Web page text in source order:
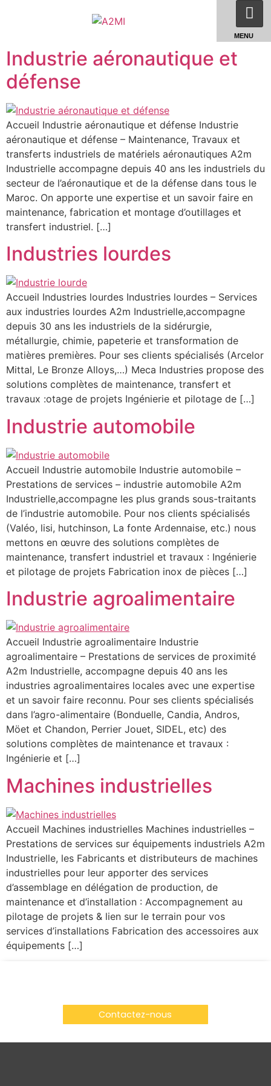
MENU
Industrie aéronautique et
défense
Accueil Industrie aéronautique et défense Industrie
aéronautique et défense – Maintenance, Travaux et
transferts industriels de matériels aéronautiques A2m
Industrielle accompagne depuis 40 ans les industriels du
secteur de l’aéronautique et de la défense dans tous le
Maroc. On apporte une expertise et un savoir faire en
maintenance, fabrication et montage d’outillages et
transfert industriel. […]
Industries lourdes
Accueil Industries lourdes Industries lourdes – Services
aux industries lourdes A2m Industrielle,accompagne
depuis 30 ans les industriels de la sidérurgie,
métallurgie, chimie, papeterie et transformation de
matières premières. Pour ses clients spécialisés (Arcelor
Mittal, Le Bronze Alloys,…) Meca Industries propose des
solutions complètes de maintenance, transfert et
travaux :otage de projets Ingénierie et pilotage de […]
Industrie automobile
Accueil Industrie automobile Industrie automobile –
Prestations de services – industrie automobile A2m
Industrielle,accompagne les plus grands sous-traitants
de l’industrie automobile. Pour nos clients spécialisés
(Valéo, lisi, hutchinson, La fonte Ardennaise, etc.) nous
mettons en œuvre des solutions complètes de
maintenance, transfert industriel et travaux : Ingénierie
et pilotage de projets Fabrication inox de pièces […]
Industrie agroalimentaire
Accueil Industrie agroalimentaire Industrie
agroalimentaire – Prestations de services de proximité
A2m Industrielle, accompagne depuis 40 ans les
industries agroalimentaires locales avec une expertise
et un savoir faire reconnu. Pour ses clients spécialisés
dans l’agro-alimentaire (Bonduelle, Candia, Andros,
Möet et Chandon, Perrier Jouet, SIDEL, etc) des
solutions complètes de maintenance et travaux :
Ingénierie et […]
Machines industrielles
Accueil Machines industrielles Machines industrielles –
Prestations de services sur équipements industriels A2m
Industrielle, les Fabricants et distributeurs de machines
industrielles pour leur apporter des services
d’assemblage en délégation de production, de
maintenance et d’installation : Accompagnement au
pilotage de projets & lien sur le terrain pour vos
services d’installations Fabrication des accessoires aux
équipements […]
Contactez-nous